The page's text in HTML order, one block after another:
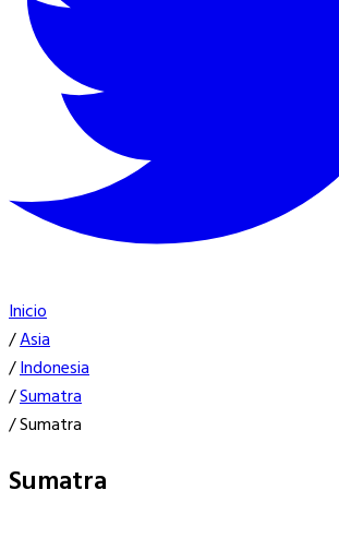
Inicio
/Asia
/Indonesia
/Sumatra
/Sumatra
Sumatra